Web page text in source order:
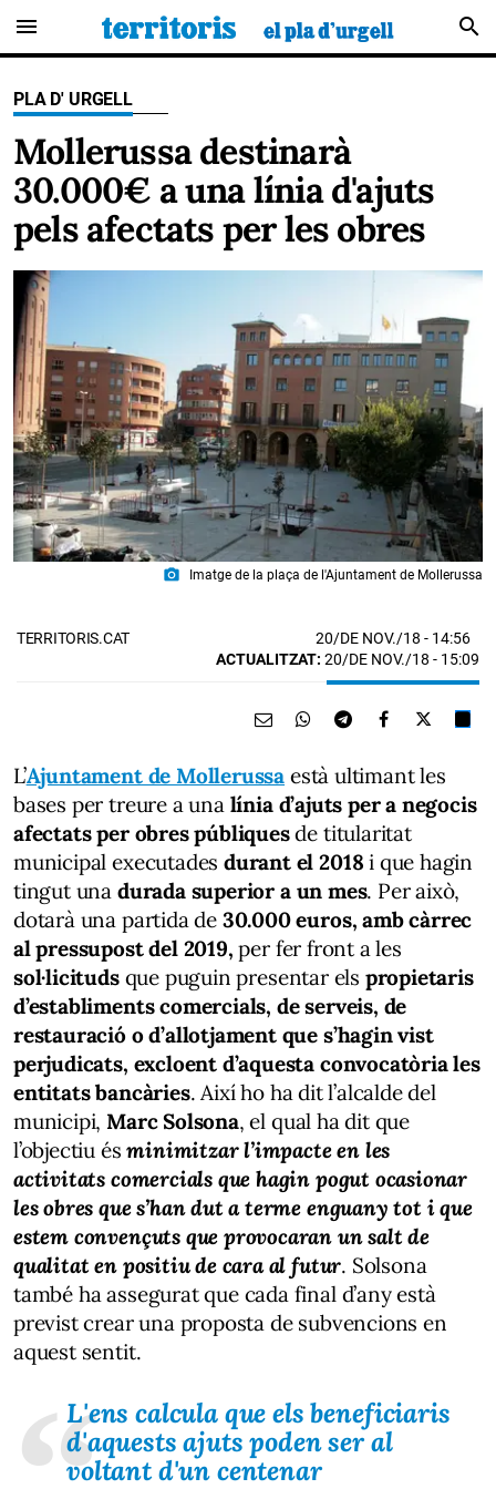
menu search
PLA D' URGELL
Mollerussa destinarà
30.000€ a una línia d'ajuts
pels afectats per les obres
photo_camera Imatge de la plaça de l'Ajuntament de Mollerussa
TERRITORIS.CAT 20/DE NOV./18 - 14:56
ACTUALITZAT: 20/DE NOV./18 - 15:09
L’Ajuntament de Mollerussa està ultimant les
bases per treure a una línia d’ajuts per a negocis
afectats per obres públiquesde titularitat
municipal executadesdurant el 2018 i que hagin
tingut una durada superior a un mes. Per això,
dotarà una partida de 30.000 euros, amb càrrec
al pressupost del 2019, per fer front a les
sol·licitudsque puguin presentar els propietaris
d’establiments comercials, de serveis, de
restauració o d’allotjament que s’hagin vist
perjudicats, excloent d’aquesta convocatòria les
entitats bancàries. Així ho ha dit l’alcalde del
municipi, Marc Solsona, el qual ha dit que
l’objectiu ésminimitzar l’impacte en les
activitats comercials que hagin pogut ocasionar
les obres que s’han dut a terme enguany tot i que
estem convençuts que provocaran un salt de
qualitat en positiu de cara al futur. Solsona
també ha assegurat que cada final d’any està
previst crear una proposta de subvencions en
aquest sentit.
L'ens calcula que els beneficiaris
d'aquests ajuts poden ser al
voltant d'un centenar